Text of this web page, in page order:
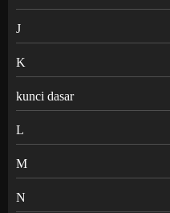
J
K
kunci dasar
L
M
N